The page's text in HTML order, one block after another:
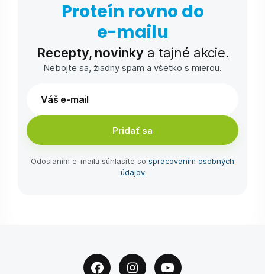
Proteín rovno do
e-⁠mailu
Recepty, novinky a tajné akcie.
Nebojte sa, žiadny spam a všetko s mierou.
Pridať sa
Odoslaním e-⁠mailu súhlasíte so spracovaním osobných
údajov